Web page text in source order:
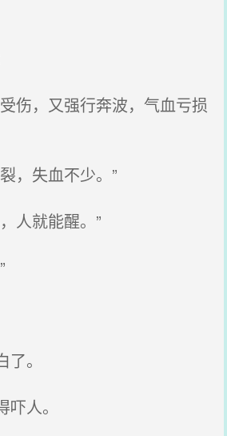
伤，又强行奔波，气血亏损
，失血不少。”
人就能醒。”
。
人。